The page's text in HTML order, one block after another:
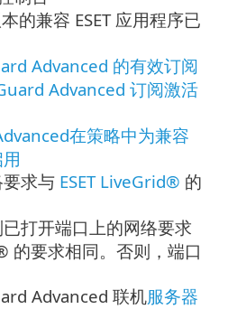
的兼容 ESET 应用程序已
Advanced 的有效订阅
Advanced 订阅激活
在策略中为兼容
求与 ESET LiveGrid® 的
已打开端口上的网络要求
的要求相同。否则，端口
Advanced 联机服务器